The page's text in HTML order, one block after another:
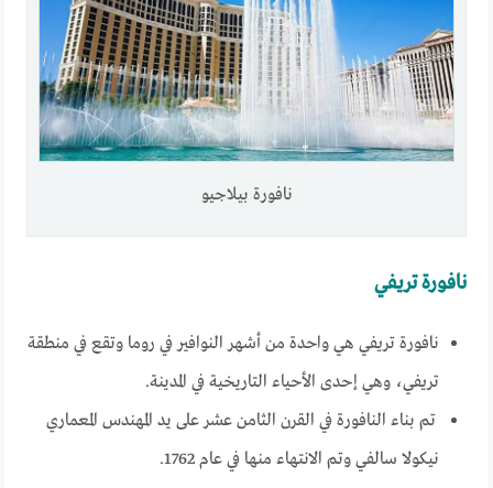
نافورة بيلاجيو
نافورة تريفي
نافورة تريفي هي واحدة من أشهر النوافير في روما وتقع في منطقة
تريفي، وهي إحدى الأحياء التاريخية في المدينة.
تم بناء النافورة في القرن الثامن عشر على يد المهندس المعماري
نيكولا سالفي وتم الانتهاء منها في عام 1762.